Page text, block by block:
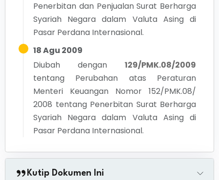
Penerbitan dan Penjualan Surat Berharga
Syariah Negara dalam Valuta Asing di
Pasar Perdana Internasional.
18 Agu 2009
Diubah dengan
129/PMK.08/2009
tentang Perubahan atas Peraturan
Menteri Keuangan Nomor 152/PMK.08/
2008 tentang Penerbitan Surat Berharga
Syariah Negara dalam Valuta Asing di
Pasar Perdana Internasional.
Kutip Dokumen Ini